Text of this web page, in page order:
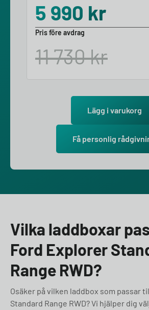
5 990 kr
Pris före avdrag
11 730kr
Lägg i varukorg
Få personlig
Vilka laddboxar
Ford Explorer
Range RWD?
Osäker på vilken laddbox som passar
Standard Range RWD? Vi hjälper dig